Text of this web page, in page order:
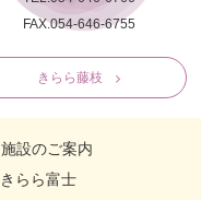
FAX.054-646-6755
きらら藤枝
施設のご案内
きらら富士